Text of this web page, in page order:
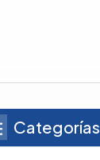
Categorías